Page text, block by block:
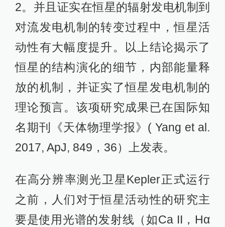
2。并且证实在恒星的辐射发电机制到
对流发电机制的转变过程中，恒星活
动性有大幅度提升。以上结论揭示了
恒星的结构演化的细节，内部能量释
放的机制，并证实了恒星发电机制的
理论预言。该项研究成果已在国际知
名期刊《天体物理学报》( Yang et al.
2017, ApJ, 849，36）上发表。
在高分辨率测光卫星Kepler正式运行
之前，人们对于恒星活动性的研究主
要是使用光谱的发射线（如Ca II，Hα